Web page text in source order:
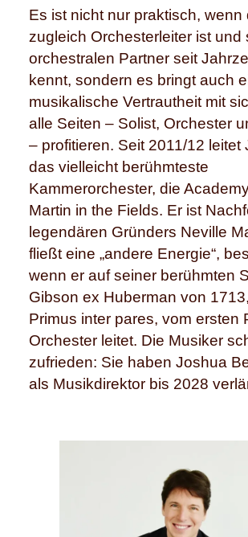
Es ist nicht nur praktisch, wenn
zugleich Orchesterleiter ist und
orchestralen Partner seit
kennt, sondern es bringt auch
musikalische Vertrautheit mit
alle Seiten – Solist, Orchester
– profitieren. Seit 2011/12 leitet
das vielleicht berühmteste
Kammerorchester, die
Martin in the Fields. Er ist
legendären Gründers Neville
fließt eine „andere Energie“,
wenn er auf seiner berühmten
Gibson ex Huberman von
Primus inter pares, vom ersten
Orchester leitet. Die Musiker
zufrieden: Sie haben Joshua
als Musikdirektor bis 2028